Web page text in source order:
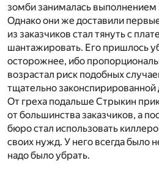
зомби занималась выполнением
Однако они же доставили
из заказчиков стал тянуть с
шантажировать. Его пришлось
осторожнее, ибо
возрастал риск подобных
тщательно законспирированной
От греха подальше Стрыкин
от большинства заказчиков, а
бюро стал использовать
своих нужд. У него всегда было
надо было убрать.